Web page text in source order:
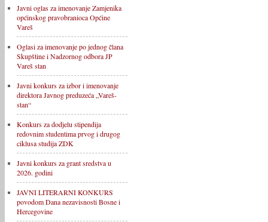
Javni oglas za imenovanje Zamjenika
općinskog pravobranioca Općine
Vareš
Oglasi za imenovanje po jednog člana
Skupštine i Nadzornog odbora JP
Vareš stan
Javni konkurs za izbor i imenovanje
direktora Javnog preduzeća „Vareš-
stan“
Konkurs za dodjelu stipendija
redovnim studentima prvog i drugog
ciklusa studija ZDK
Javni konkurs za grant sredstva u
2026. godini
JAVNI LITERARNI KONKURS
povodom Dana nezavisnosti Bosne i
Hercegovine